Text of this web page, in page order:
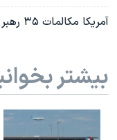
آمريکا مکالمات ۳۵ رهبر جهان را کنترل می کرد
بیشتر